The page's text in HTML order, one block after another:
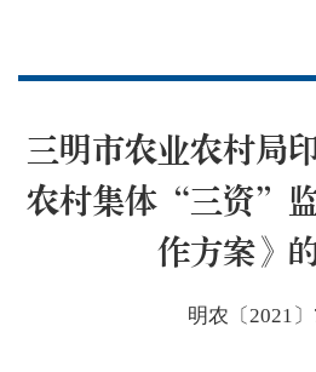
三明市农业农村局
农村集体“三资”
作方案》
明农〔2021